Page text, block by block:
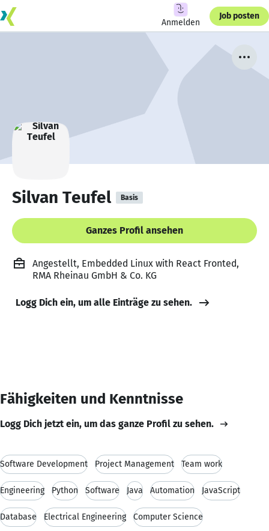
Anmelden
Job posten
Silvan Teufel Basis
Ganzes Profil ansehen
Angestellt, Embedded Linux with React Fronted,
RMA Rheinau GmbH & Co. KG
Logg Dich ein, um alle Einträge zu sehen.
Fähigkeiten und Kenntnisse
Logg Dich jetzt ein, um das ganze Profil zu sehen.
Software Development Project Management Team work
Engineering Python Software Java Automation JavaScript
Database Electrical Engineering Computer Science